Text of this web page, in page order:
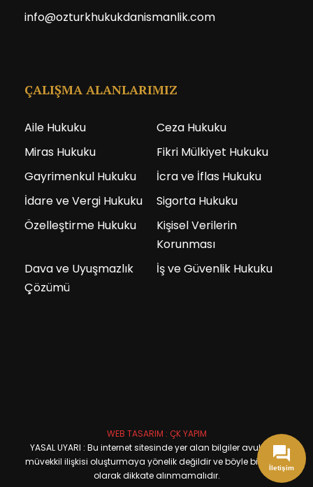
info@ozturkhukukdanismanlik.com
ÇALIŞMA ALANLARIMIZ
Aile Hukuku
Ceza Hukuku
Miras Hukuku
Fikri Mülkiyet Hukuku
Gayrimenkul Hukuku
İcra ve İflas Hukuku
İdare ve Vergi Hukuku
Sigorta Hukuku
Özelleştirme Hukuku
Kişisel Verilerin
Korunması
Dava ve Uyuşmazlık
Çözümü
İş ve Güvenlik Hukuku
WEB TASARIM : ÇK YAPIM
YASAL UYARI : Bu internet sitesinde yer alan bilgiler avukat ve
müvekkil ilişkisi oluşturmaya yönelik değildir ve böyle bir davet
olarak dikkate alınmamalıdır.
İletişim